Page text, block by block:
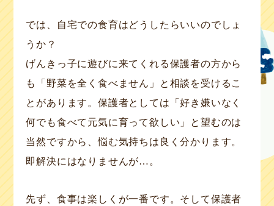
では、自宅での食育はどうしたらいいのでしょ
うか？
げんきっ子に遊びに来てくれる保護者の方から
も「野菜を全く食べません」と相談を受けるこ
とがあります。保護者としては「好き嫌いなく
何でも食べて元気に育って欲しい」と望むのは
当然ですから、悩む気持ちは良く分かります。
即解決にはなりませんが…。
先ず、食事は楽しくが一番です。そして保護者